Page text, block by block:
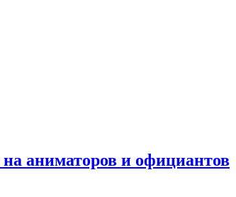
аниматоров и официантов